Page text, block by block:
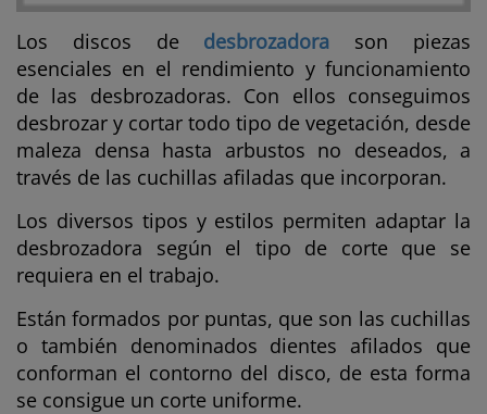
Los discos de desbrozadora son piezas
esenciales en el rendimiento y funcionamiento
de las desbrozadoras. Con ellos conseguimos
desbrozar y cortar todo tipo de vegetación, desde
maleza densa hasta arbustos no deseados, a
través de las cuchillas afiladas que incorporan.
Los diversos tipos y estilos permiten adaptar la
desbrozadora según el tipo de corte que se
requiera en el trabajo.
Están formados por puntas, que son las cuchillas
o también denominados dientes afilados que
conforman el contorno del disco, de esta forma
se consigue un corte uniforme.